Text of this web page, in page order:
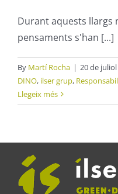
Durant aquests llargs
pensaments s'han [...]
By Martí Rocha | 20 de
DINO, ilser grup,
Llegeix més